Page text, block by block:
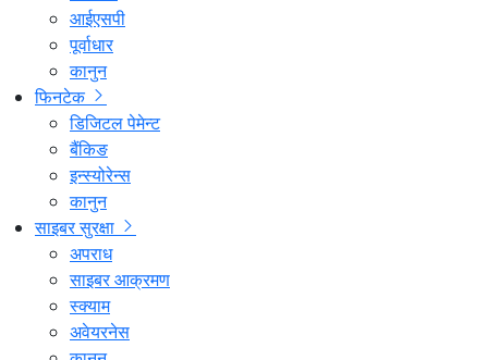
आईएसपी
पूर्वाधार
कानुन
फिनटेक
डिजिटल पेमेन्ट
बैंकिङ
इन्स्योरेन्स
कानुन
साइबर सुरक्षा
अपराध
साइबर आक्रमण
स्क्याम
अवेयरनेस